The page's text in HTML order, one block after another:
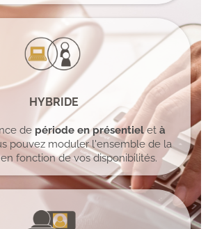
HYBRIDE
de période en présentielet à
pouvez moduler l'ensemble de la
fonction de vos disponibilités.